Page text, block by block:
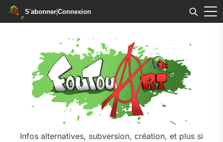
S'abonner|Connexion
Infos alternatives, subversion, création, et plus si